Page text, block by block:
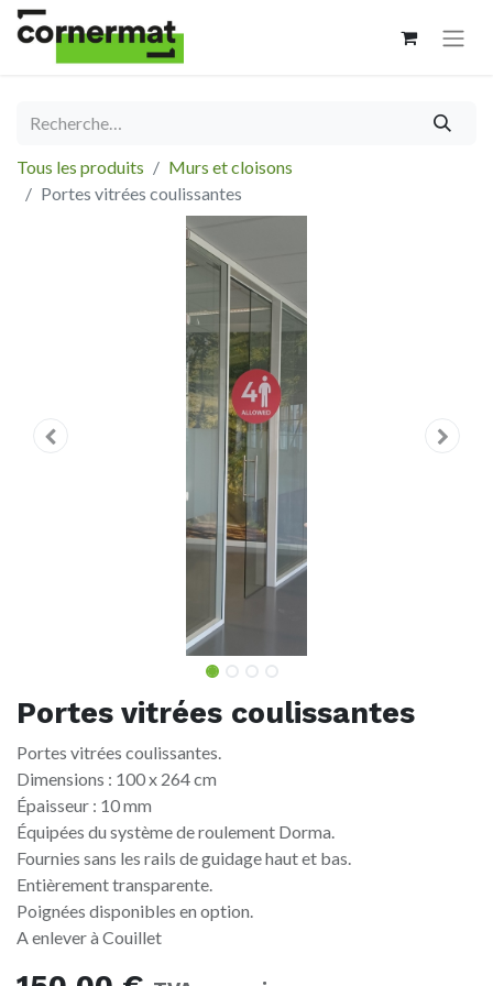
Tous les produits
Murs et cloisons
Portes vitrées coulissantes
Portes vitrées coulissantes
Portes vitrées coulissantes.
Dimensions : 100 x 264 cm
Épaisseur : 10 mm
Équipées du système de roulement Dorma.
Fournies sans les rails de guidage haut et bas.
Entièrement transparente.
Poignées disponibles en option.
A enlever à Couillet